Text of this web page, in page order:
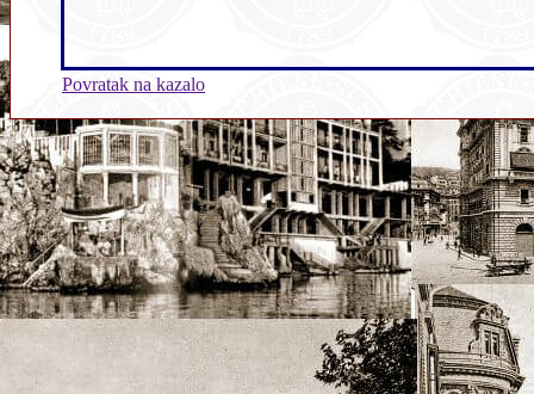
Povratak na kazalo